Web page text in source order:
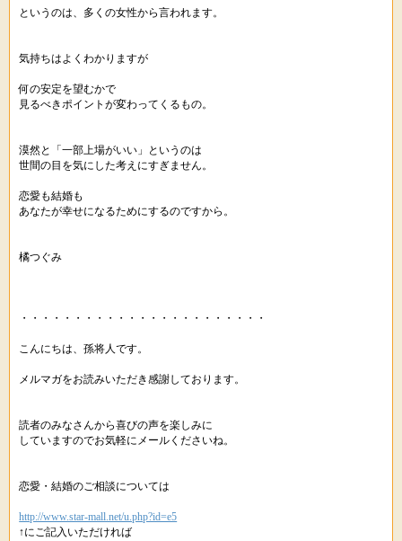
というのは、多くの女性から言われます。
気持ちはよくわかりますが
何の安定を望むかで
見るべきポイントが変わってくるもの。
漠然と「一部上場がいい」というのは
世間の目を気にした考えにすぎません。
恋愛も結婚も
あなたが幸せになるためにするのですから。
橘つぐみ
・・・・・・・・・・・・・・・・・・・・・・・
こんにちは、孫将人です。
メルマガをお読みいただき感謝しております。
読者のみなさんから喜びの声を楽しみに
していますのでお気軽にメールくださいね。
恋愛・結婚のご相談については
http://www.star-mall.net/u.php?id=e5
↑にご記入いただければ